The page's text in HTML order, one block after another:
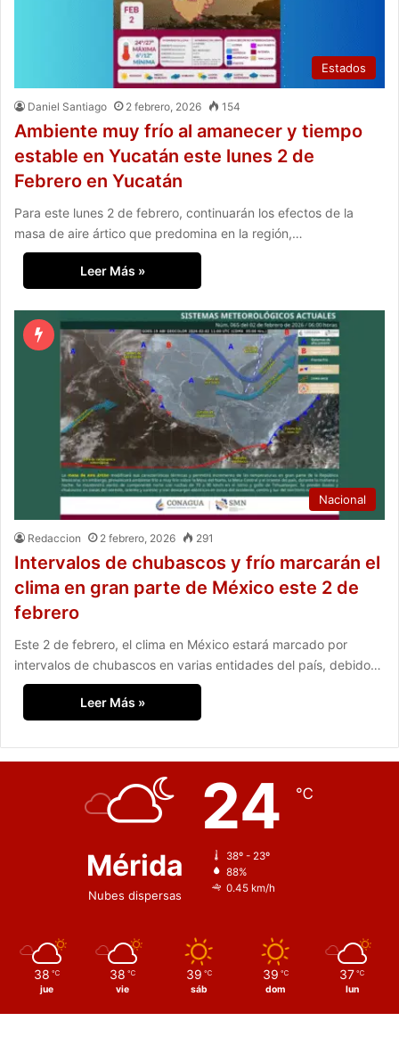
Estados
Daniel Santiago 2 febrero, 2026 154
Ambiente muy frío al amanecer y tiempo
estable en Yucatán este lunes 2 de
Febrero en Yucatán
Para este lunes 2 de febrero, continuarán los efectos de la
masa de aire ártico que predomina en la región,…
Leer Más »
Nacional
Redaccion 2 febrero, 2026 291
Intervalos de chubascos y frío marcarán el
clima en gran parte de México este 2 de
febrero
Este 2 de febrero, el clima en México estará marcado por
intervalos de chubascos en varias entidades del país, debido…
Leer Más »
Mérida
Nubes dispersas
24 ℃
38º - 23º
88%
0.45 km/h
38 ℃
jue
38 ℃
vie
39 ℃
sáb
39 ℃
dom
37 ℃
lun